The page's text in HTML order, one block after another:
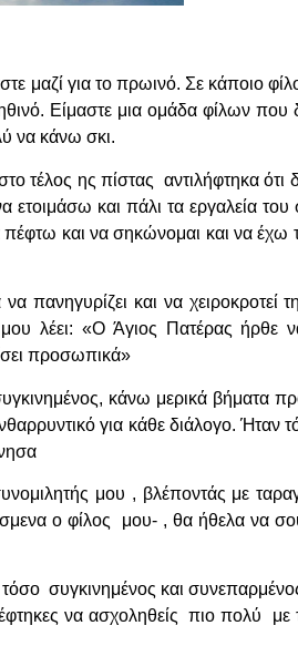
μαζί για το πρωινό. Σε κάποιο
Είμαστε μια ομάδα φίλων που
να κάνω σκι.
ης πίστας αντιλήφτηκα ότι
και πάλι τα εργαλεία του
και να σηκώνομαι και να έχω
και να χειροκροτεί
λέει: «Ο Άγιος Πατέρας ήρθε
προσωπικά»
κάνω μερικά βήματα
για κάθε διάλογο. Ήταν
μου , βλέποντάς με
ο φίλος μου- , θα ήθελα να
τόσο συγκινημένος και
να ασχοληθείς πιο πολύ με